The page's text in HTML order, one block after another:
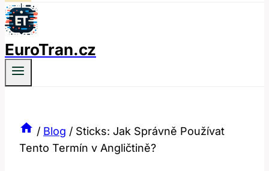
EuroTran.cz
/ Blog / Sticks: Jak Správně Používat
Tento Termín v Angličtině?